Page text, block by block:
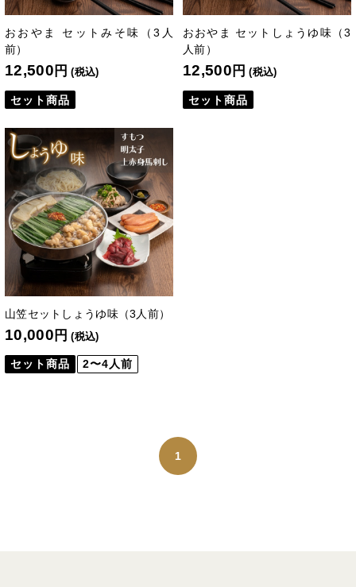
おおやま セットみそ味（3人
前）
12,500 円 (税込)
セット商品
おおやま セットしょうゆ味（3
人前）
12,500 円 (税込)
セット商品
山笠セットしょうゆ味（3人前）
10,000 円 (税込)
セット商品 2〜4人前
1